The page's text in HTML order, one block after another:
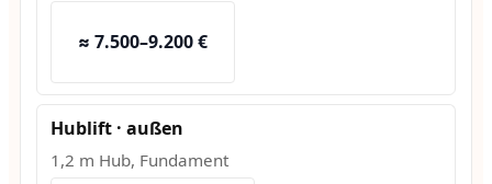
≈ 7.500–9.200 €
Hublift · außen
1,2 m Hub, Fundament